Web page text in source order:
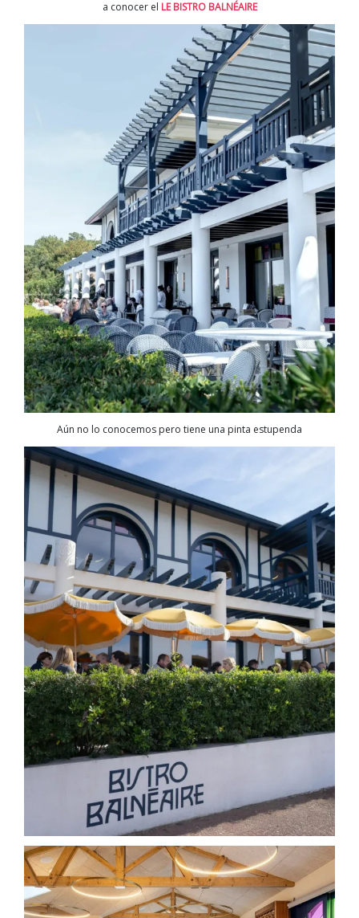
a conocer el LE BISTRO BALNÉAIRE
Aún no lo conocemos pero tiene una pinta estupenda